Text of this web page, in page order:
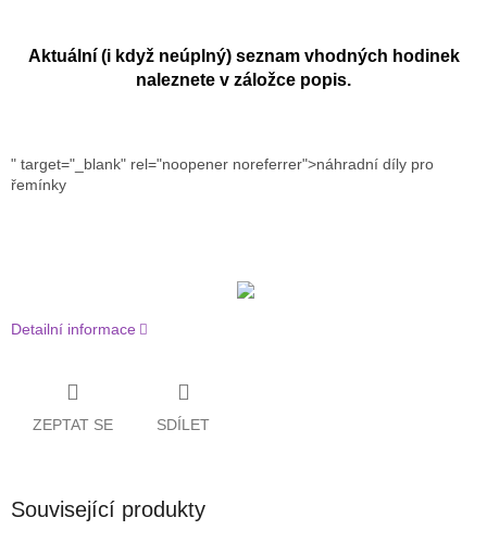
Aktuální (i když neúplný) seznam vhodných hodinek
naleznete v záložce popis.
" target="_blank" rel="noopener noreferrer">náhradní díly pro
řemínky
Detailní informace
ZEPTAT SE SDÍLET
Související produkty